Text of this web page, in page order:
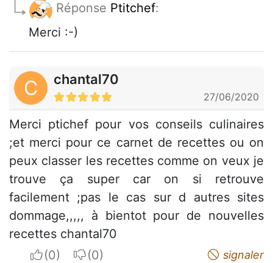
Réponse Ptitchef:
Merci :-)
C chantal70
27/06/2020
Merci ptichef pour vos conseils culinaires
;et merci pour ce carnet de recettes ou on
peux classer les recettes comme on veux je
trouve ça super car on si retrouve
facilement ;pas le cas sur d autres sites
dommage,,,,, à bientot pour de nouvelles
recettes chantal70
I apreciateI do not appreciate signaler